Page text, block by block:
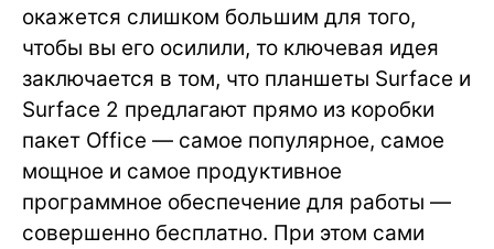
окажется слишком большим для того,
чтобы вы его осилили, то ключевая идея
заключается в том, что планшеты Surface и
Surface 2 предлагают прямо из коробки
пакет Office — самое популярное, самое
мощное и самое продуктивное
программное обеспечение для работы —
совершенно бесплатно. При этом сами